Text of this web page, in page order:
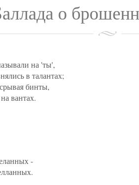
о
на 'ты',
в талантах;
бинты,
вантах.
-